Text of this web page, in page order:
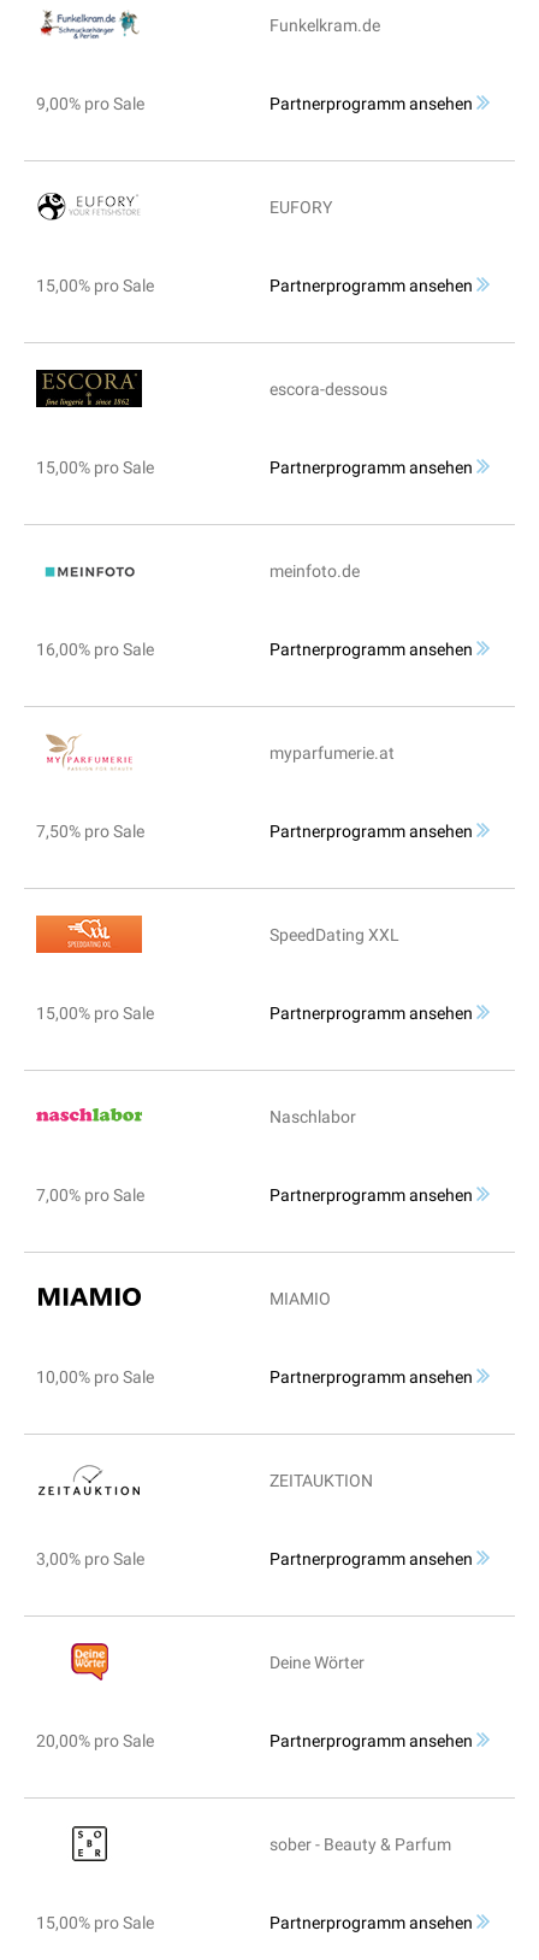
Funkelkram.de
9,00% pro Sale Partnerprogramm ansehen
EUFORY
15,00% pro Sale Partnerprogramm ansehen
escora-dessous
15,00% pro Sale Partnerprogramm ansehen
meinfoto.de
16,00% pro Sale Partnerprogramm ansehen
myparfumerie.at
7,50% pro Sale Partnerprogramm ansehen
SpeedDating XXL
15,00% pro Sale Partnerprogramm ansehen
Naschlabor
7,00% pro Sale Partnerprogramm ansehen
MIAMIO
10,00% pro Sale Partnerprogramm ansehen
ZEITAUKTION
3,00% pro Sale Partnerprogramm ansehen
Deine Wörter
20,00% pro Sale Partnerprogramm ansehen
sober - Beauty & Parfum
15,00% pro Sale Partnerprogramm ansehen